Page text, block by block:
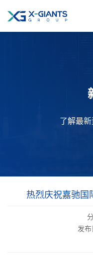
了解最
热烈庆祝嘉驰国
发布